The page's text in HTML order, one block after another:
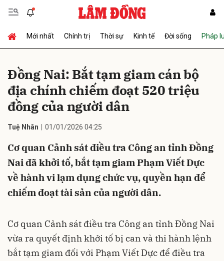
Mới nhất Chính trị Thời sự Kinh tế Đời sống Pháp
Đồng Nai: Bắt tạm giam cán bộ
địa chính chiếm đoạt 520 triệu
đồng của người dân
Tuệ Nhân 01/01/2026 04:25
Cơ quan Cảnh sát điều tra Công an tỉnh Đồng
Nai đã khởi tố, bắt tạm giam Phạm Viết Dực
về hành vi lạm dụng chức vụ, quyền hạn để
chiếm đoạt tài sản của người dân.
Cơ quan Cảnh sát điều tra Công an tỉnh Đồng Nai
vừa ra quyết định khởi tố bị can và thi hành lệnh
bắt tạm giam đối với Phạm Viết Dực để điều tra
Gửi bình luận
Hủy Gửi